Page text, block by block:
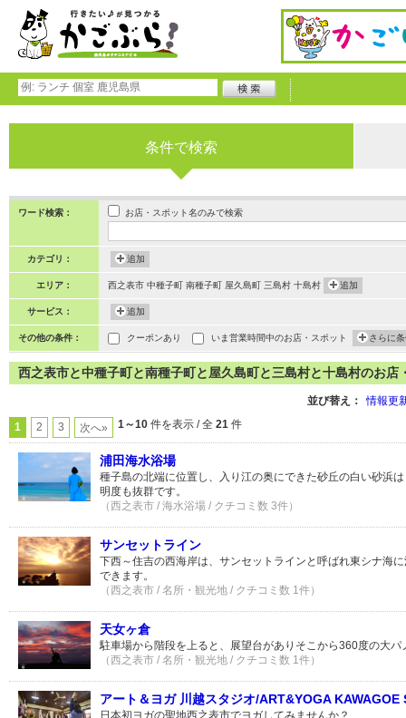
条件で検索
ワード検索： お店・スポット名のみで検索
カテゴリ： 追加
エリア： 西之表市 中種子町 南種子町 屋久島町 三島村 十島村 追加
サービス： 追加
その他の条件： クーポンあり いま営業時間中のお店・スポット さらに
西之表市と中種子町と南種子町と屋久島町と三島村と十島村のお店
並び替え： 情報更
1 2 3 次へ» 1～10 件を表示 / 全 21 件
浦田海水浴場
種子島の北端に位置し、入り江の奥にできた砂丘の白い砂浜
明度も抜群です。
（西之表市 / 海水浴場 / クチコミ数 3件）
サンセットライン
下西～住吉の西海岸は、サンセットラインと呼ばれ東シナ海
できます。
（西之表市 / 名所・観光地 / クチコミ数 1件）
天女ヶ倉
駐車場から階段を上ると、展望台がありそこから360度の大
（西之表市 / 名所・観光地 / クチコミ数 1件）
アート＆ヨガ 川越スタジオ/ART&YOGA KAWAGOE
日本初ヨガの聖地西之表市でヨガしてみませんか？